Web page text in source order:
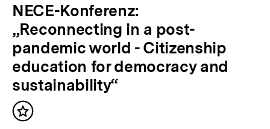
NECE-Konferenz:
„Reconnecting in a post-
pandemic world - Citizenship
education for democracy and
sustainability“
Inhalt